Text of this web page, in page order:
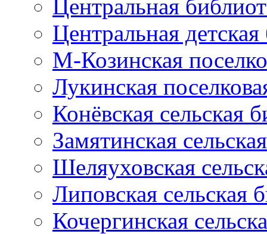
Центральная
Центральная
М-Козинская
Лукинская
Конёвская сельская
Замятинская
Шеляуховская
Липовская сельская
Кочергинская